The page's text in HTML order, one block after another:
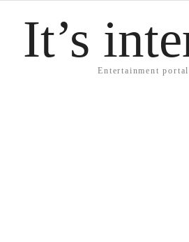
It’s
Entertainment